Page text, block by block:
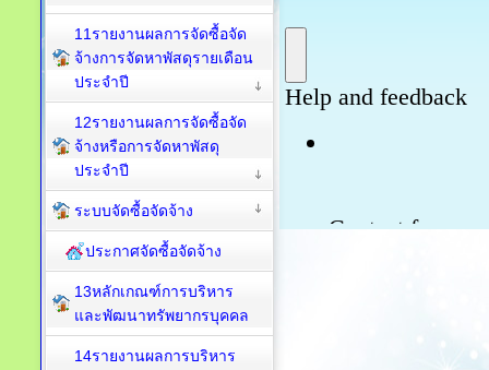
11รายงานผลการจัดซื้อจัด
จ้างการจัดหาพัสดุรายเดือน
ประจำปี
12รายงานผลการจัดซื้อจัด
จ้างหรือการจัดหาพัสดุ
ประจำปี
ระบบจัดซื้อจัดจ้าง
ประกาศจัดซื้อจัดจ้าง
13หลักเกณฑ์การบริหาร
และพัฒนาทรัพยากรบุคคล
14รายงานผลการบริหาร